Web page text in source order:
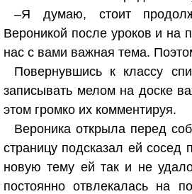
–Я думаю, стоит
Вероникой после уроков и на
нас с вами важная тема.
Повернувшись к классу
записывать мелом на доске
этом громко их комментируя.
Вероника открыла перед
страницу подсказал ей сосед
новую тему ей так и не
постоянно отвлекалась на